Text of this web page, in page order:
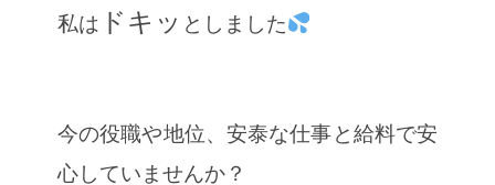
私は ドキッ としました
今の役職や地位、安泰な仕事と給料で安
心していませんか？